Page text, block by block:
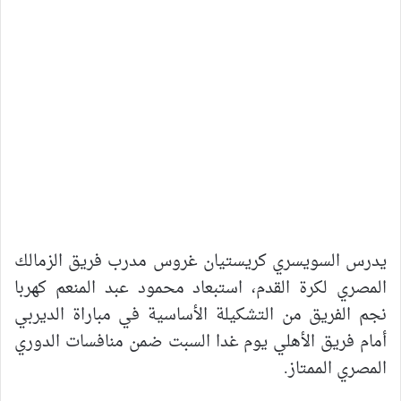
يدرس السويسري كريستيان غروس مدرب فريق الزمالك
المصري لكرة القدم، استبعاد محمود عبد المنعم كهربا
نجم الفريق من التشكيلة الأساسية في مباراة الديربي
أمام فريق الأهلي يوم غدا السبت ضمن منافسات الدوري
المصري الممتاز.